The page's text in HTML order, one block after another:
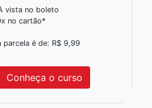
vista no boleto
no cartão*
parcela é de: R$ 9,99
Conheça o curso